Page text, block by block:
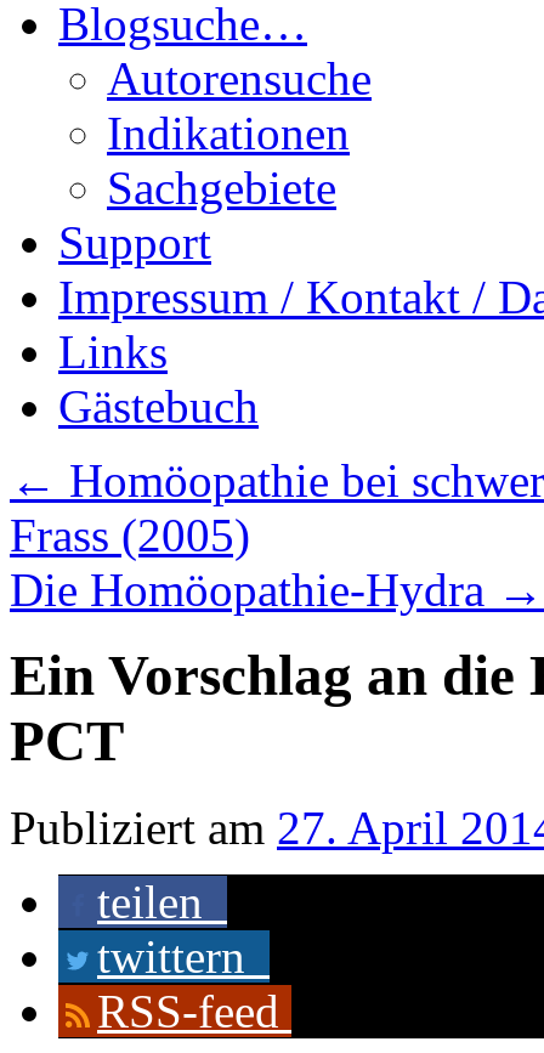
Blogsuche…
Autorensuche
Indikationen
Sachgebiete
Support
Impressum / Kontakt /
Links
Gästebuch
← Homöopathie bei
Frass (2005)
Die Homöopathie-Hydra →
Ein Vorschlag an
PCT
Publiziert am 27. April
teilen
twittern
RSS-feed